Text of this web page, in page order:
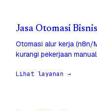
Jasa Otomasi
Otomasi alur kerja (n8n/
kurangi pekerjaan manual.
Lihat layanan →